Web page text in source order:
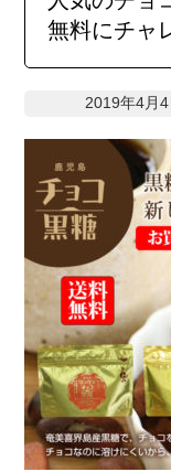
無料にチャ
2019年4月4